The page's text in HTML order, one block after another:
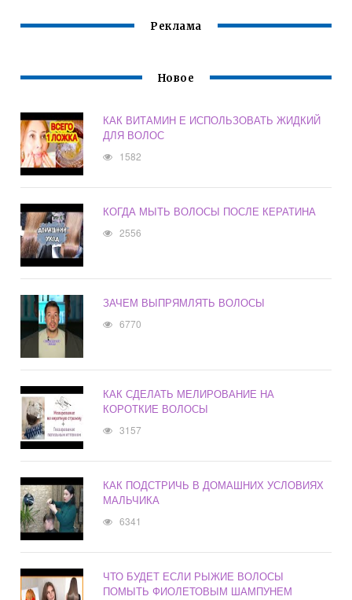
Реклама
Новое
КАК ВИТАМИН Е ИСПОЛЬЗОВАТЬ ЖИДКИЙ
ДЛЯ ВОЛОС
1582
КОГДА МЫТЬ ВОЛОСЫ ПОСЛЕ КЕРАТИНА
2556
ЗАЧЕМ ВЫПРЯМЛЯТЬ ВОЛОСЫ
6770
КАК СДЕЛАТЬ МЕЛИРОВАНИЕ НА
КОРОТКИЕ ВОЛОСЫ
3157
КАК ПОДСТРИЧЬ В ДОМАШНИХ УСЛОВИЯХ
МАЛЬЧИКА
6341
ЧТО БУДЕТ ЕСЛИ РЫЖИЕ ВОЛОСЫ
ПОМЫТЬ ФИОЛЕТОВЫМ ШАМПУНЕМ